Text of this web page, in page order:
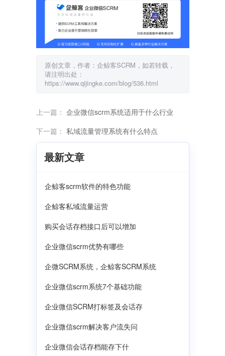
原创文章，作者：企鲸客SCRM，如若转载，
请注明出处：
https://www.qijingke.com/blog/536.html
上一篇： 企业微信scrm系统适用于什么行业
下一篇： 私域流量管理系统有什么特点
最新文章
企鲸客scrm软件的特色功能
企鲸客私域流量运营
购买会话存档接口后可以增加
企业微信scrm优势有哪些
企微SCRM系统，企鲸客SCRM系统
企业微信scrm系统7个基础功能
企业微信SCRM打标签及会话存
企业微信scrm解决客户流失问
企业微信会话存档‌能存下什